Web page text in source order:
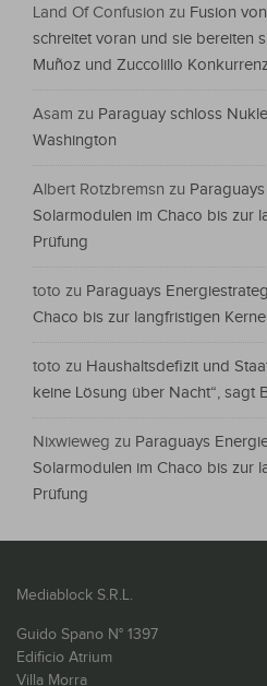
Land Of Confusion zu Fusion
schreitet voran und sie bereiten
Muñoz und Zuccolillo
Asam zu Paraguay schloss
Washington
Albert Rotzbremsn zu
Solarmodulen im Chaco bis zur
Prüfung
toto zu Paraguays
Chaco bis zur langfristigen
toto zu Haushaltsdefizit und
keine Lösung über Nacht“, sagt
Nixwieweg zu Paraguays
Solarmodulen im Chaco bis zur
Prüfung
Mediablock S.R.L.
Guido Spano N° 1397
Edificio Atrium
Villa Morra